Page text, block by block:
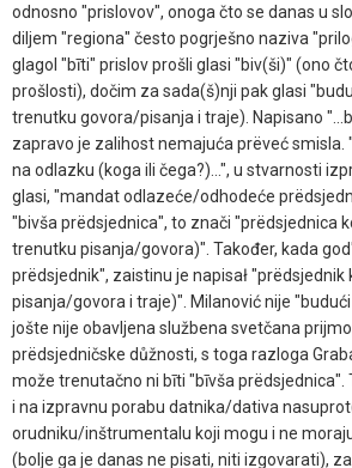
odnosno "prislovov", onoga čto se danas u
diljem "regiona" često pogrješno naziva
glagol "bīti" prislov prošli glasi "biv(ši)" (ono
prošlosti), dočim za sada(š)nji pak glasi
trenutku govora/pisanja i traje). Napisano
zapravo je zalihost nemajuća prëveć smisla.
na odlazku (koga ili čega?)...", u stvarnosti
glasi, "mandat odlazeće/odhodeće
"bivša prëdsjednica", to znači "prëdsjednica
trenutku pisanja/govora)". Također, kada
prëdsjednik", zaistinu je napisał
pisanja/govora i traje)". Milanović nije
jošte nije obavljena službena svetčana
prëdsjedničske důžnosti, s toga razloga
može trenutačno ni bīti "bīvša prëdsjednica".
i na izpravnu porabu datnika/dativa
orudniku/inštrumentalu koji mogu i ne
(bolje ga je danas ne pisati, niti izgovarati),